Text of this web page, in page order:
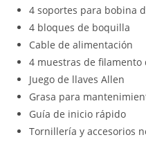
4 soportes para bobina
4 bloques de boquilla
Cable de alimentación
4 muestras de filamento
Juego de llaves Allen
Grasa para
Guía de inicio rápido
Tornillería y accesorios